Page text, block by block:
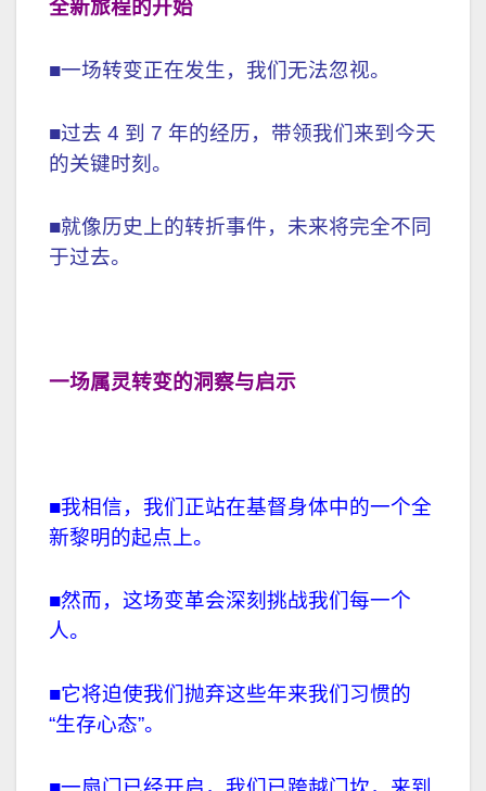
全新旅程的开始
■一场转变正在发生，我们无法忽视。
■过去 4 到 7 年的经历，带领我们来到今天
的关键时刻。
■就像历史上的转折事件，未来将完全不同
于过去。
一场属灵转变的洞察与启示
■我相信，我们正站在基督身体中的一个全
新黎明的起点上。
■然而，这场变革会深刻挑战我们每一个
人。
■它将迫使我们抛弃这些年来我们习惯的
“生存心态”。